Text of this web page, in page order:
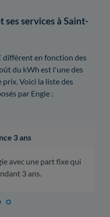
services à Saint-
diffèrent en fonction des
du kWh est l'une des
Voici la liste des
par Engie :
3 ans
avec une part fixe qui
3 ans.